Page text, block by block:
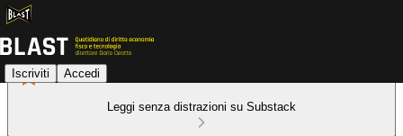
Iscriviti Accedi
Leggi senza distrazioni su Substack